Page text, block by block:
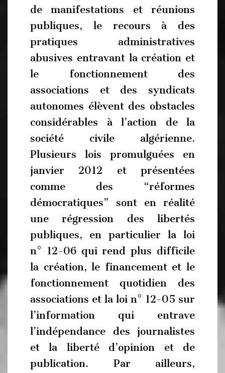
de manifestations et réunions
publiques, le recours à des
pratiques administratives
abusives entravant la création et
le fonctionnement des
associations et des syndicats
autonomes élèvent des obstacles
considérables à l’action de la
société civile algérienne.
Plusieurs lois promulguées en
janvier 2012 et présentées
comme des “réformes
démocratiques” sont en réalité
une régression des libertés
publiques, en particulier la loi
n° 12-06 qui rend plus difficile
la création, le financement et le
fonctionnement quotidien des
associations et la loi n° 12-05 sur
l’information qui entrave
l’indépendance des journalistes
et la liberté d’opinion et de
publication. Par ailleurs,